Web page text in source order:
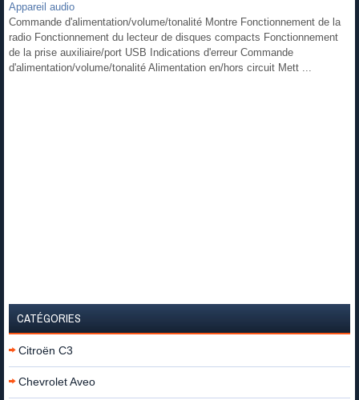
Appareil audio
Commande d'alimentation/volume/tonalité Montre Fonctionnement de la
radio Fonctionnement du lecteur de disques compacts Fonctionnement
de la prise auxiliaire/port USB Indications d'erreur Commande
d'alimentation/volume/tonalité Alimentation en/hors circuit Mett ...
CATÉGORIES
Citroën C3
Chevrolet Aveo